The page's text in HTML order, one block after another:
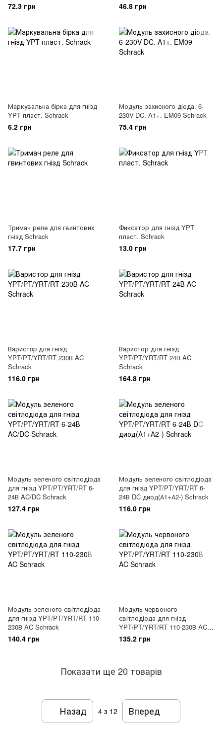
72.3 грн 46.8 грн
Маркувальна бірка для гнізд
YPT пласт. Schrack
6.2 грн
Модуль захисного діода. 6-
230V-DC. A1+. EM09 Schrack
75.4 грн
Тримач реле для гвинтових
гнізд Schrack
17.7 грн
Фиксатор для гнізд YPT
пласт. Schrack
13.0 грн
Варистop для гнізд
YPT/PT/YRT/RT 230В AC
Schrack
116.0 грн
Варистор для гнізд
YPT/PT/YRT/RT 24В AC
Schrack
164.8 грн
Модуль зеленого світлодіода
для гнізд YPT/PT/YRT/RT 6-
24В AC/DC Schrack
127.4 грн
Модуль зеленого світлодіода
для гнізд YPT/PT/YRT/RT 6-
24В DC диод(А1+А2-) Schrack
116.0 грн
Модуль зеленого світлодіода
для гнізд YPT/PT/YRT/RT 110-
230В AC Schrack
140.4 грн
Модуль червоного
світлодіода для гнізд
YPT/PT/YRT/RT 110-230В AC
Schrack
135.2 грн
Показати ще 20 товарів
Назад 4 з 12 Вперед